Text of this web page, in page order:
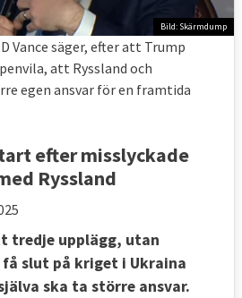
Bild: Skärmdump
Vance säger, efter att Trump
att Ryssland och
egen ansvar för en framtida
efter misslyckade
Ryssland
tredje upplägg, utan
slut på kriget i Ukraina
ska ta större ansvar.